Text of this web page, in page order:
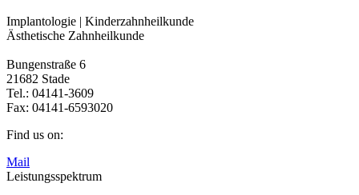
Implantologie | Kinderzahnheilkunde
Ästhetische Zahnheilkunde
Bungenstraße 6
21682 Stade
Tel.: 04141-3609
Fax: 04141-6593020
Find us on:
Mail
Leistungsspektrum